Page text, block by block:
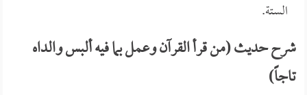
الستة.
شرح حديث (من قرأ القرآن وعمل بما فيه ألبس والداه
تاجاً)